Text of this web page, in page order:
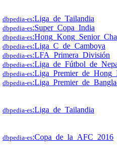
dbpedia-es:Liga_de_Tailandia
dbpedia-es:Super_Copa_India
dbpedia-es
dbpedia-es:Liga_C_de_Camboya
dbpedia-es:LFA_Primera_División
dbpedia-es
dbpedia-es
dbpedia-es
dbpedia-es:Liga_de_Tailandia
dbpedia-es:Copa_de_la_AFC_2016